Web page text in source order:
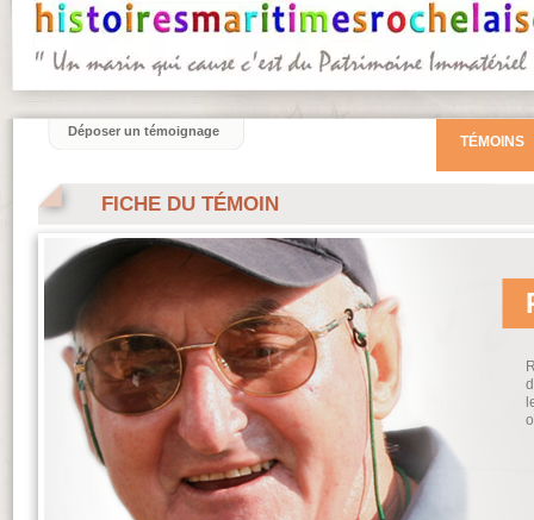
FICHE DU TÉMOIN
TÉMOINS
Déposer un témoignage